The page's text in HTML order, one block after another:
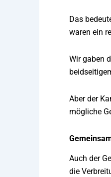
Das
waren ein
Wir gaben
Aber der
mögliche
Auch der
die